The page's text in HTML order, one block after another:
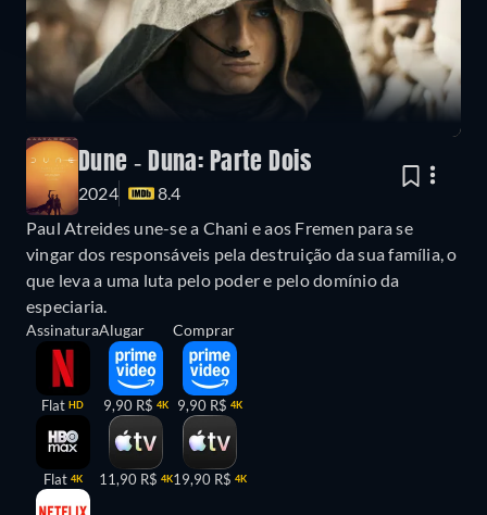
Dune - Duna: Parte Dois
2024
8.4
Paul Atreides une-se a Chani e aos Fremen para se
vingar dos responsáveis pela destruição da sua família, o
que leva a uma luta pelo poder e pelo domínio da
especiaria.
Assinatura
Flat HD
Flat 4K
Alugar
9,90 R$ 4K
11,90 R$ 4K
Comprar
9,90 R$ 4K
19,90 R$ 4K